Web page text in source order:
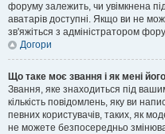
форуму залежить, чи увімкнена
аватарів доступні. Якщо ви не
зв'яжіться з адміністратором
Догори
Що таке моє звання і як мені
Звання, яке знаходиться під
кількість повідомлень, яку ви
певних користувачів, таких, як
не можете безпосередньо